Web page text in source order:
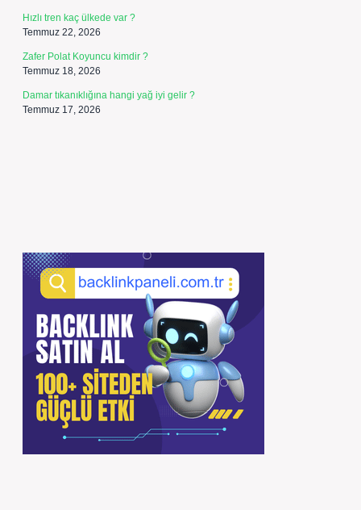
Hızlı tren kaç ülkede var ?
Temmuz 22, 2026
Zafer Polat Koyuncu kimdir ?
Temmuz 18, 2026
Damar tıkanıklığına hangi yağ iyi gelir ?
Temmuz 17, 2026